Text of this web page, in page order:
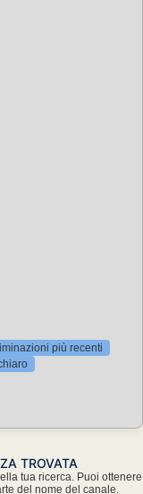
più recenti
TROVATA
tua ricerca. Puoi ottenere
del nome del canale.